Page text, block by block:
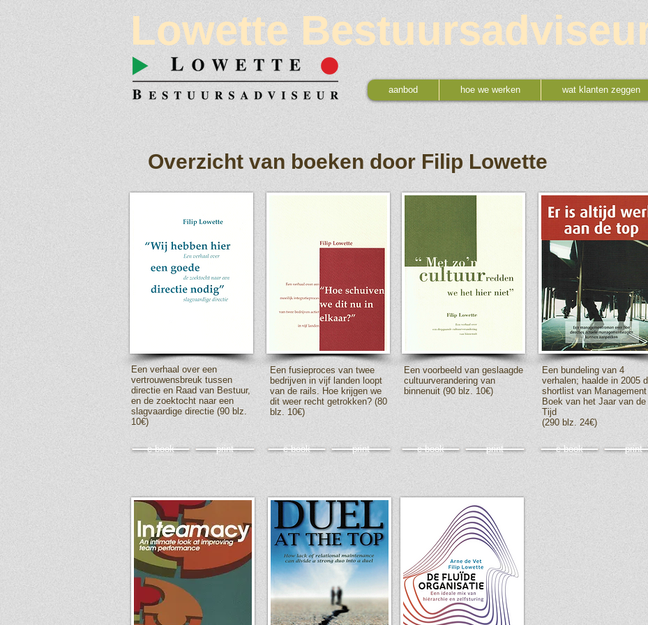
Lowette
aanbod hoe we werken wat klanten zeggen
Overzicht van boeken door Filip Lowette
Een verhaal over een
vertrouwensbreuk tussen
directie en Raad van Bestuur,
en de zoektocht naar een
slagvaardige directie (90 blz.
10€)
e-book print
Een fusieproces van twee
bedrijven in vijf landen loopt
van de rails. Hoe krijgen we
dit weer recht getrokken? (80
blz. 10€)
e-book print
Een voorbeeld van geslaagde
cultuurverandering van
binnenuit (90 blz. 10€)
e-book print
Een bundeling van 4
verhalen; haalde in 2005
shortlist van Management
Boek van het Jaar van de
Tijd
(290 blz. 24€)
e-book print